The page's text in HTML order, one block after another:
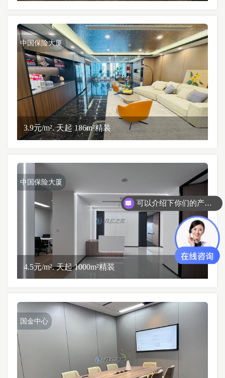
中国保险大厦
3.9元/m². 天起 186m²精装
中国保险大厦
4.5元/m². 天起 1000m²精装
国金中心
可以介绍下你们的产品么？